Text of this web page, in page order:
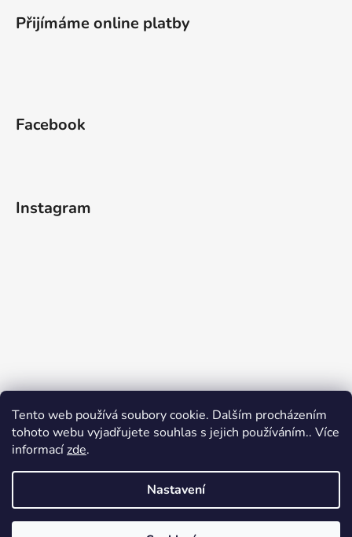
Tento web používá soubory cookie. Dalším procházením
tohoto webu vyjadřujete souhlas s jejich používáním.. Více
informacízde.
Nastavení
Přijímáme online platby
Facebook
Instagram
Sledovat na Instagramu